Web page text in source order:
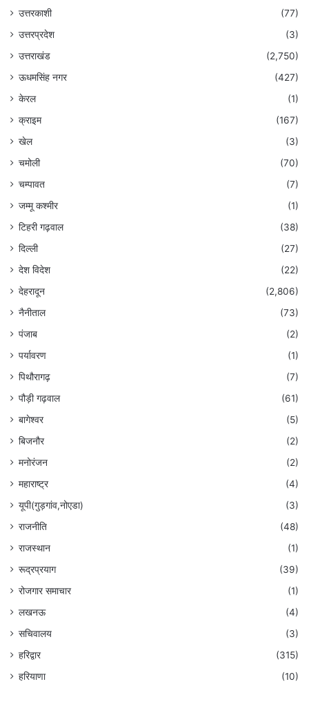
उत्तरकाशी
(77)
उत्तरप्रदेश
(3)
उत्तराखंड
(2,750)
ऊधमसिंह नगर
(427)
केरल
(1)
क्राइम
(167)
खेल
(3)
चमोली
(70)
चम्पावत
(7)
जम्मू कश्मीर
(1)
टिहरी गढ़वाल
(38)
दिल्ली
(27)
देश विदेश
(22)
देहरादून
(2,806)
नैनीताल
(73)
पंजाब
(2)
पर्यावरण
(1)
पिथौरागढ़
(7)
पौड़ी गढ़वाल
(61)
बागेश्वर
(5)
बिजनौर
(2)
मनोरंजन
(2)
महाराष्ट्र
(4)
यूपी(गुड़गांव,नोएडा)
(3)
राजनीति
(48)
राजस्थान
(1)
रूद्रप्रयाग
(39)
रोजगार समाचार
(1)
लखनऊ
(4)
सचिवालय
(3)
हरिद्वार
(315)
हरियाणा
(10)